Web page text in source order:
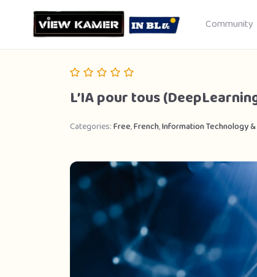
Community
L’IA pour tous
Categories:Free,French,Information Technology
Cancel